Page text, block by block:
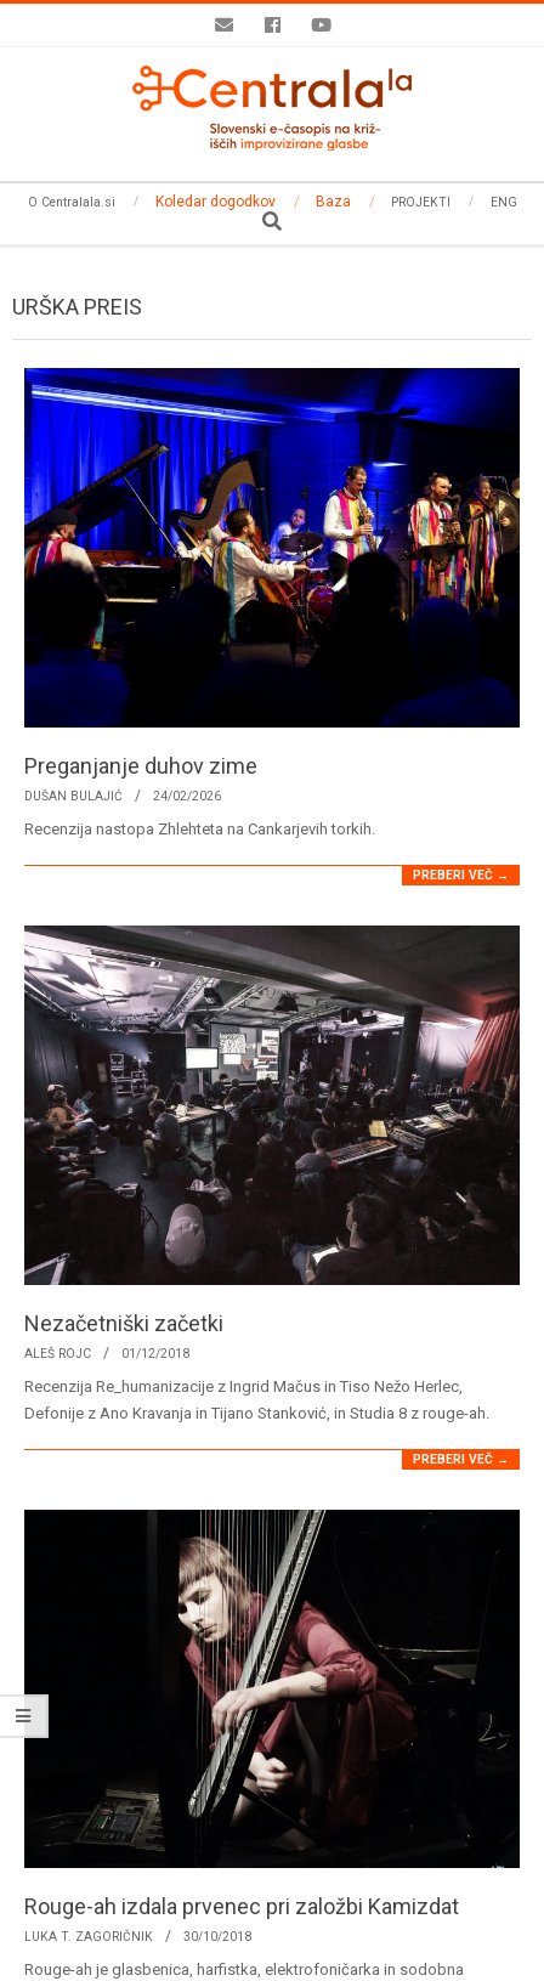
Secondary
O Centralala.si Koledar dogodkov Baza PROJEKTI
ENG
Search
URŠKA PREIS
Preganjanje duhov zime
2026-
02-
DUŠAN BULAJIĆ 24/02/2026
Recenzija nastopa Zhlehteta na Cankarjevih torkih.
PREBERI VEČ →
Nezačetniški začetki
2018-
12-
01
ALEŠ ROJC 01/12/2018
Recenzija Re_humanizacije z Ingrid Mačus in Tiso Nežo Herlec,
Defonije z Ano Kravanja in Tijano Stanković, in Studia 8 z rouge-ah.
PREBERI VEČ →
Rouge-ah izdala prvenec pri založbi Kamizdat
2018-
10-
LUKA T. ZAGORIČNIK 30/10/2018
Rouge-ah je glasbenica, harfistka, elektrofoničarka in sodobna